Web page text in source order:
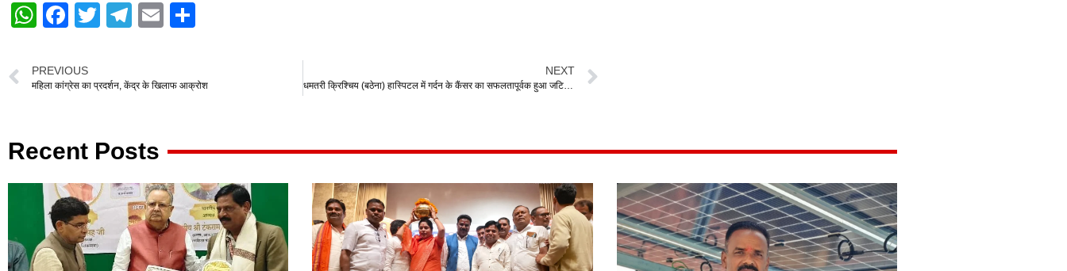
W
at
s
p
p
F
c
e
o
o
k
T
er
T
gr
m
E
e
PREVIOUS
महिला कांग्रेस का प्रदर्शन, केंद्र के खिलाफ आक्रोश
NEXT
धमतरी क्रिश्चिय (बठेना) हास्पिटल में गर्दन के कैंसर का सफलतापूर्वक हुआ जटिल ऑपरेशन यह सफल ऑपरेशन
Recent Posts